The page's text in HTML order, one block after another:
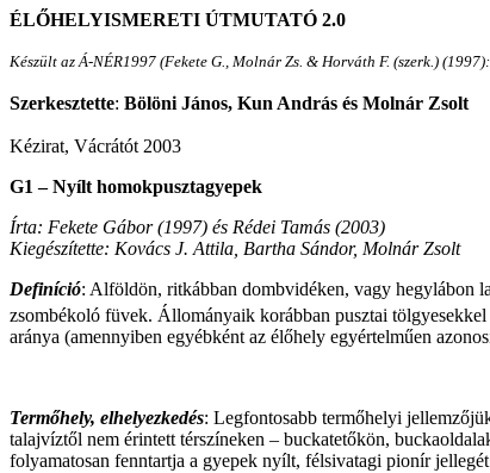
ÉLŐHELYISMERETI ÚTMUTATÓ 2.0
Készült az Á-NÉR1997 (Fekete G., Molnár Zs. & Horváth F. (szerk.)
Szerkesztette: Bölöni János, Kun András és Molnár Zsolt
Kézirat, Vácrátót 2003
G1 – Nyílt homokpusztagyepek
Írta: Fekete Gábor (1997) és Rédei Tamás (2003)
Kiegészítette: Kovács J. Attila, Bartha Sándor, Molnár Zsolt
Definíció: Alföldön, ritkábban dombvidéken, vagy hegylábon
zsombékoló füvek. Állományaik korábban pusztai
aránya (amennyiben egyébként az élőhely egyértelműen
Termőhely, elhelyezkedés: Legfontosabb termőhelyi
talajvíztől nem érintett térszíneken – buckatetőkön,
folyamatosan fenntartja a gyepek nyílt, félsivatagi pionír